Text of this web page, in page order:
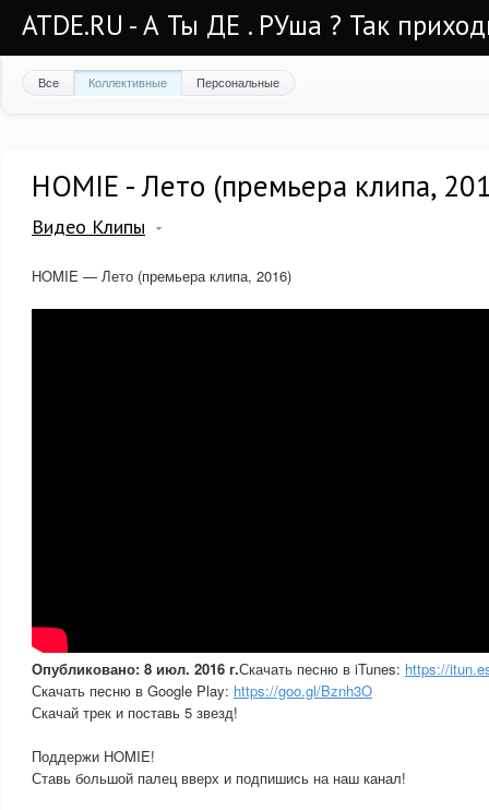
ATDE.RU - А Ты ДЕ . РУша ? Так
Все Коллективные Персональные
HOMIE - Лето (премьера клипа,
Видео Клипы
HOMIE — Лето (премьера клипа, 2016)
Опубликовано: 8 июл. 2016 г.Скачать песню в iTunes: https://
Скачать песню в Google Play: https://goo.gl/Bznh3O
Скачай трек и поставь 5 звезд!
Поддержи HOMIE!
Ставь большой палец вверх и подпишись на наш канал!